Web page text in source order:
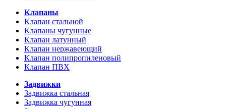
Клапаны
Клапан стальной
Клапаны чугунные
Клапан латунный
Клапан нержавеющий
Клапан полипропиленовый
Клапан ПВХ
Задвижки
Задвижка стальная
Задвижка чугунная